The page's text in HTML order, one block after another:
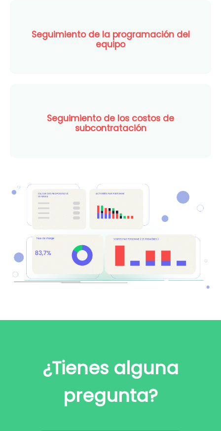
Seguimiento de la programación del
equipo
Seguimiento de los costos de
subcontratación
¿Tienes alguna
pregunta?